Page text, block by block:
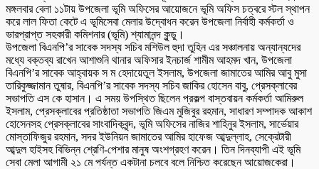
মঙ্গলবার বেলা ১১টায় উপজেলা ভূমি অফিসের আয়োজনে ভূমি অফিস চত্বরে স্টল স্থাপন
করে লাল ফিতা কেটে এ ভূমিসেবা মেলার উদ্বোধন করেন উপজেলা নির্বাহী কর্মকর্তা ও
ভারপ্রাপ্ত সহকারী কমিশনার (ভূমি) শ্যামানন্দ কুন্ডু।
উপজেলা বিএনপি’র সাবেক সদস্য সচিব মশিউল হুদা তুহিন এর সঞ্চালনায় অন্যান্যদের
মধ্যে বক্তব্য রাখেন আশাশুনি থানার অফিসার ইনচার্জ শামীম আহমদ খান, উপজেলা
বিএনপি’র সাবেক আহ্বায়ক স ম হেদায়েতুল ইসলাম, উপজেলা জামাতের আমির আবু মুসা
তারিকুজ্জামান তুষার, বিএনপি’র সাবেক সদস্য সচিব জাকির হোসেন বাবু, প্রেসক্লাবের
সভাপতি এস কে হাসান। এ সময় উপস্থিত ছিলেন প্রকল্প বাস্তবায়ন কর্মকর্তা আমিরুল
ইসলাম, প্রেসক্লাবের প্রতিষ্ঠাতা সভাপতি জিএম মুজিবুর রহমান, সাধারণ সম্পাদক আকাশ
হোসেনসহ প্রেসক্লাবের সাংবাদিকবৃন্দ, ভূমি অফিসের নাজির শাহিনুর ইসলাম, সার্ভেয়ার
মোস্তাফিজুর রহমান, সদর ইউনিয়ন জামাতের আমির হাফেজ আব্দুল্লাহ, সেক্রেটারী
আব্দুল হাইসহ বিভিন্ন শ্রেণি-পেশার মানুষ অংশগ্রহণ করেন। তিন দিনব্যাপী এই ভূমি
সেবা মেলা আগামী ২১ মে পর্যন্ত একটানা চলবে বলে নিশ্চিত করেছেন আয়োজকেরা।